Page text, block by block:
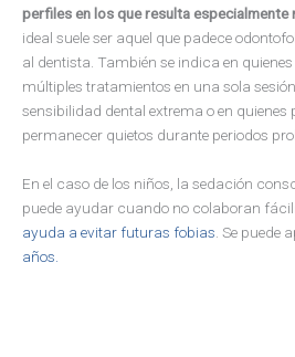
perfiles en los que resulta especialmente
ideal suele ser aquel que padece
al dentista. También se indica en
múltiples tratamientos en una sola
sensibilidad dental extrema o en
permanecer quietos durante periodos
En el caso de los niños, la sedación
puede ayudar cuando no colaboran
ayuda a evitar futuras fobias. Se puede
años.